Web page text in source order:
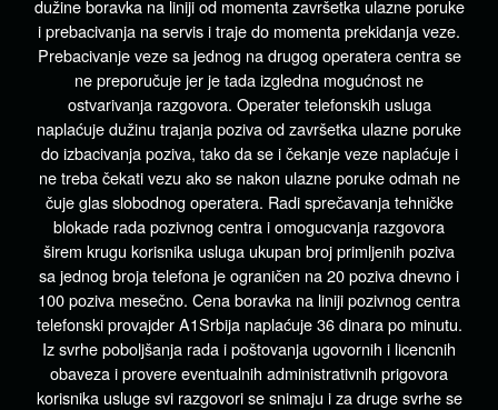
dužine boravka na liniji od momenta završetka ulazne poruke
i prebacivanja na servis i traje do momenta prekidanja veze.
Prebacivanje veze sa jednog na drugog operatera centra se
ne preporučuje jer je tada izgledna mogućnost ne
ostvarivanja razgovora. Operater telefonskih usluga
naplaćuje dužinu trajanja poziva od završetka ulazne poruke
do izbacivanja poziva, tako da se i čekanje veze naplaćuje i
ne treba čekati vezu ako se nakon ulazne poruke odmah ne
čuje glas slobodnog operatera. Radi sprečavanja tehničke
blokade rada pozivnog centra i omogucvanja razgovora
širem krugu korisnika usluga ukupan broj primljenih poziva
sa jednog broja telefona je ograničen na 20 poziva dnevno i
100 poziva mesečno. Cena boravka na liniji pozivnog centra
telefonski provajder A1Srbija naplaćuje 36 dinara po minutu.
Iz svrhe poboljšanja rada i poštovanja ugovornih i licencnih
obaveza i provere eventualnih administrativnih prigovora
korisnika usluge svi razgovori se snimaju i za druge svrhe se